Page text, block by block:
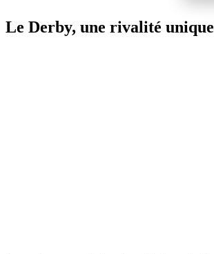
Le Derby, une rivalité unique